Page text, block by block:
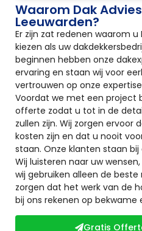
Waarom Dak
Leeuwarden?
Er zijn zat redenen waarom u
kiezen als uw
beginnen hebben onze
ervaring en staan wij voor
vertrouwen op onze
Voordat we met een project
offerte zodat u tot in de
zullen zijn. Wij zorgen ervoor
kosten zijn en dat u nooit
staan. Onze klanten staan
Wij luisteren naar uw
wij gebruiken alleen de
zorgen dat het werk van de
bij ons rekenen op bekwame
Gratis